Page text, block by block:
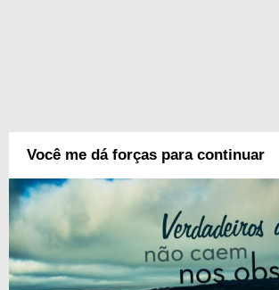
Você me dá forças para continuar